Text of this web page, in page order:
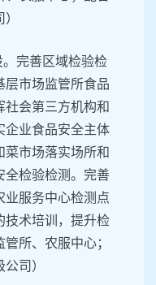
完善区域检验检
层市场监管所食品
社会第三方机构和
企业食品安全主体
菜市场落实场所和
全检验检测。完善
业服务中心检测点
技术培训，提升检
所、农服中心；
司）